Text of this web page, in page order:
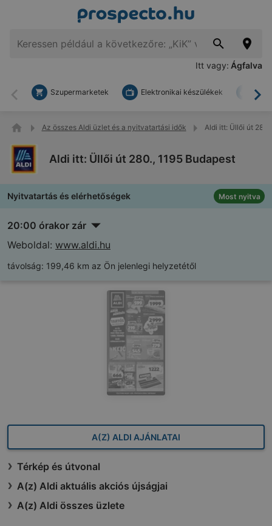
Itt vagy: Ágfalva
Vissza
Szupermarketek Elektronikai készülékek
Az összes Aldi üzlet és a nyitvatartási idők Aldi itt: Üllői út
Aldi itt: Üllői út 280., 1195 Budapest
Nyitvatartás és elérhetőségek Most nyitva
20:00 órakor zár
Weboldal: www.aldi.hu
távolság: 199,46 km az Ön jelenlegi helyzetétől
A(Z) ALDI AJÁNLATAI
Térkép és útvonal
A(z) Aldi aktuális akciós újságjai
A(z) Aldi összes üzlete